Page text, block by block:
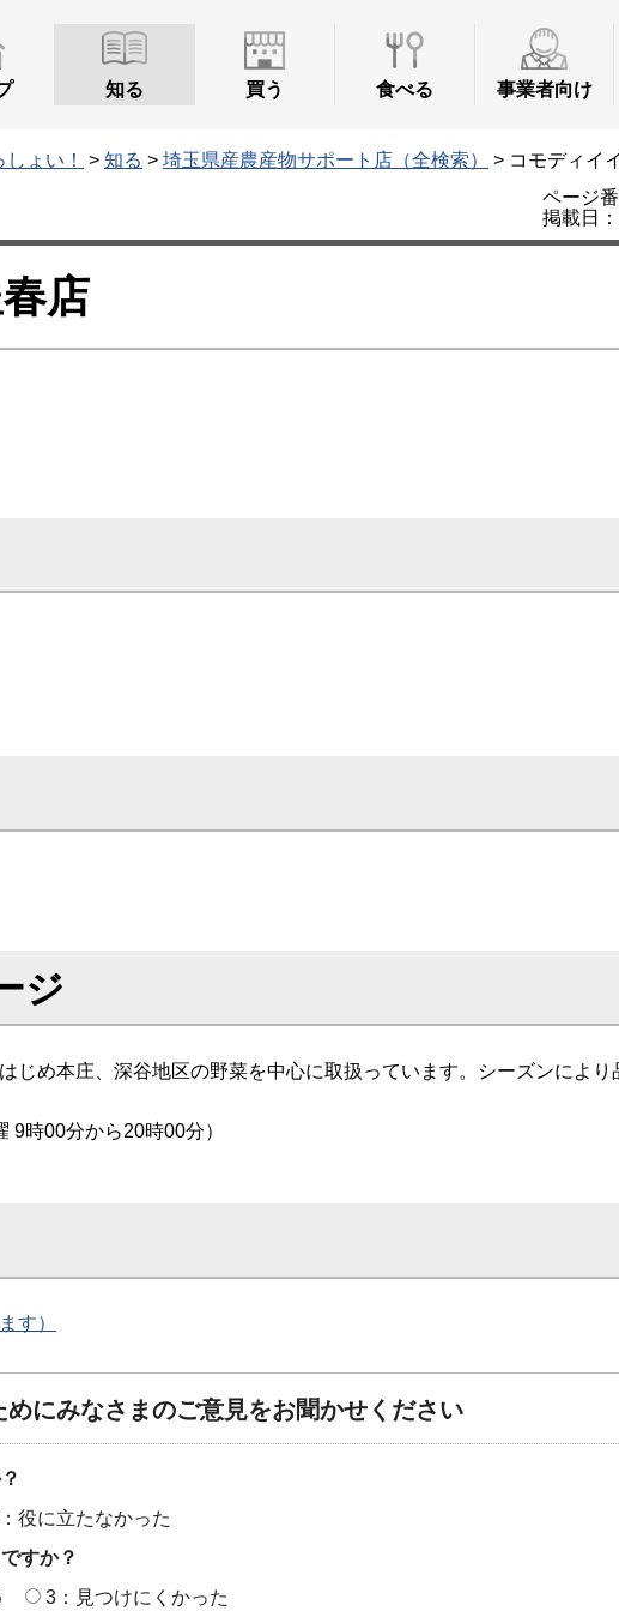
知る 買う 食べる 事業者向け
ょい！ > 知る > 埼玉県産農産物サポート店（全検索）
> コモディイ
ページ
掲載日
店
ジ
じめ本庄、深谷地区の野菜を中心に取扱っています。シーズンにより
9時00分から20時00分）
す）
にみなさまのご意見をお聞かせください
役に立たなかった
すか？
3：見つけにくかった